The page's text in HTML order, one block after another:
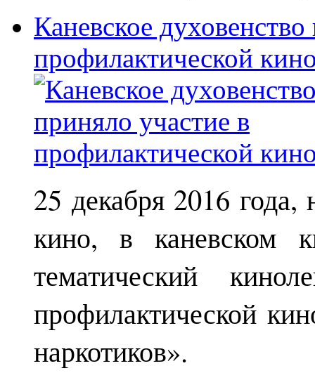
Каневское
профилактической
25 декабря 2016
кино, в каневском
тематический
профилактической
наркотиков».